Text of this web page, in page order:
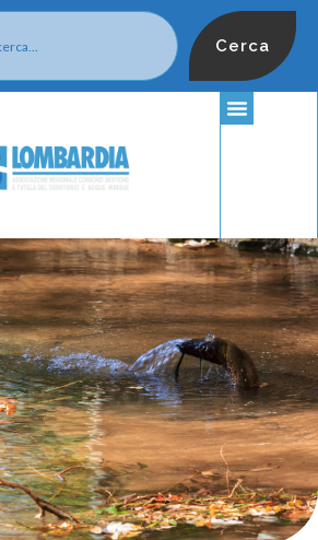
Cerca
Statuto